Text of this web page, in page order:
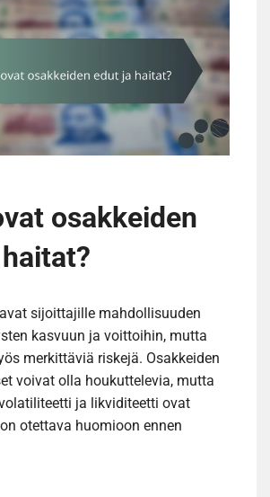
osakkeiden
sijoittajille mahdollisuuden
kasvuun ja voittoihin, mutta
merkittäviä riskejä. Osakkeiden
voivat olla houkuttelevia, mutta
ja likviditeetti ovat
otettava huomioon ennen